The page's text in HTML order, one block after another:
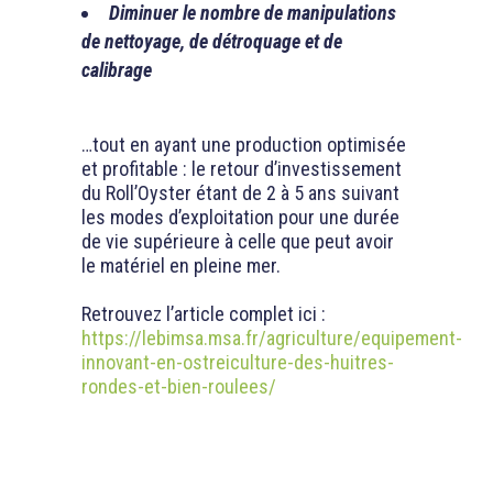
Diminuer le nombre de manipulations
de nettoyage, de détroquage et de
calibrage
…tout en ayant une production optimisée
et profitable : le retour d’investissement
du Roll’Oyster étant de 2 à 5 ans suivant
les modes d’exploitation pour une durée
de vie supérieure à celle que peut avoir
le matériel en pleine mer.
Retrouvez l’article complet ici :
https://lebimsa.msa.fr/agriculture/equipement-
innovant-en-ostreiculture-des-huitres-
rondes-et-bien-roulees/